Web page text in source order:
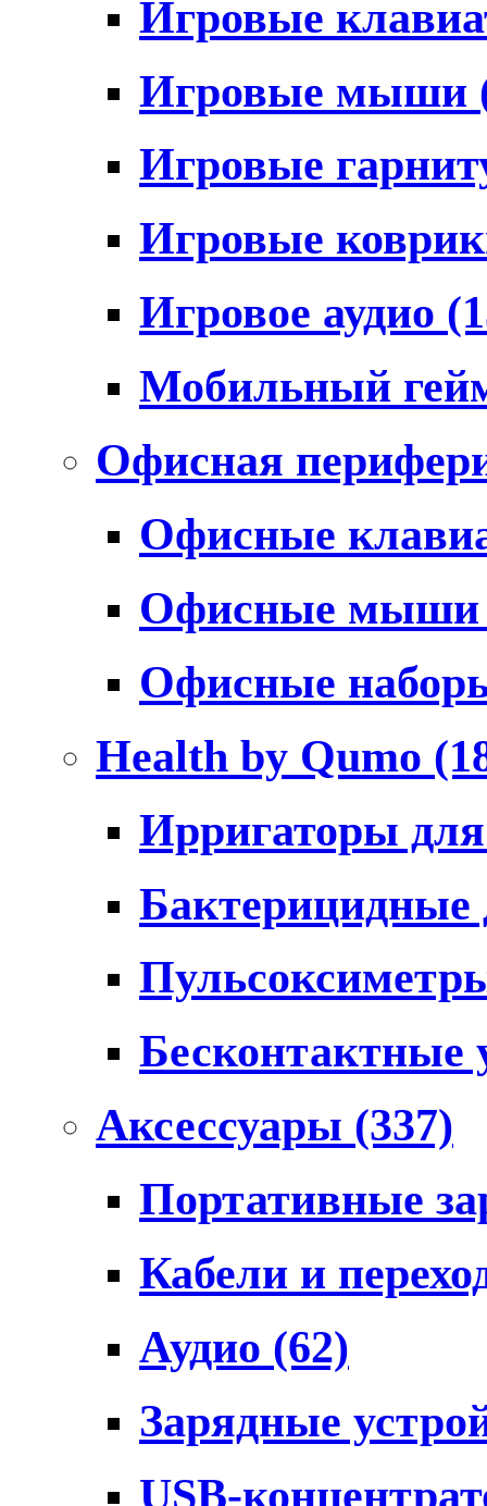
Игровые
Игровые мыши
Игровые
Игровые
Игровое аудио
Мобильный
Офисная
Офисные
Офисные
Офисные
Health by Qumo
Ирригаторы
Бесконтактные
Аксессуары (337)
Портативные
Кабели и
Аудио (62)
Зарядные
USB-